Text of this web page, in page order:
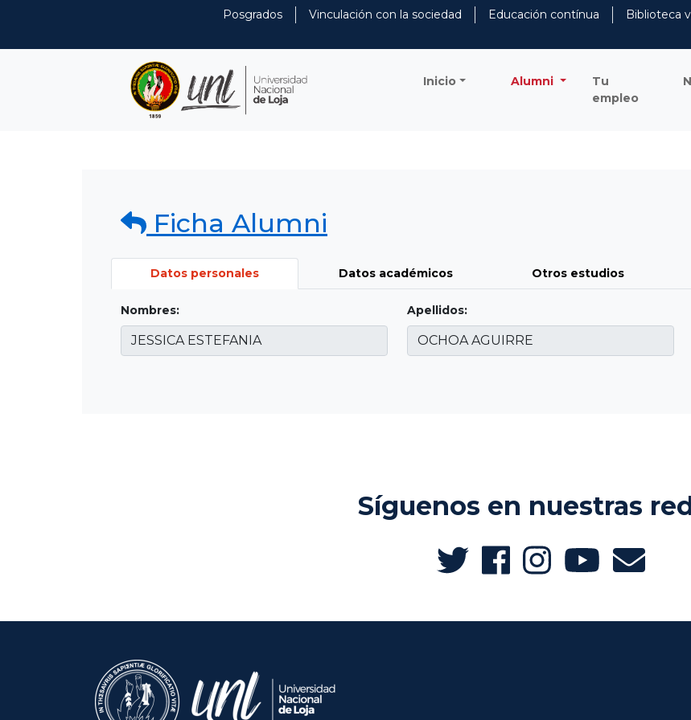
Posgrados Vinculación con la sociedad Educación contínua
Biblioteca
Inicio Alumni
Tu
empleo
Ficha Alumni
Datos personales Datos académicos Otros estudios
Nombres: Apellidos:
Síguenos en nuestras